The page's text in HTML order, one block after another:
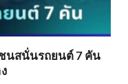
นสนั่นรถยนต์ 7 คัน